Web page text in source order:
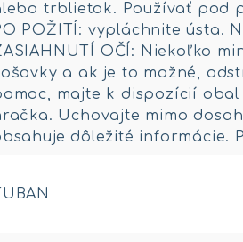
trblietok. Používať pod
POŽITÍ: vypláchnite ústa.
OČÍ: Niekoľko
a ak je to možné,
majte k dispozícií
Uchovajte mimo
dôležité informácie.